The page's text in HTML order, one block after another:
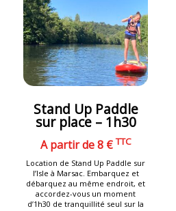
Stand Up Paddle
sur place – 1h30
A partir de 8 € TTC
Location de Stand Up Paddle sur
l’Isle à Marsac. Embarquez et
débarquez au même endroit, et
accordez-vous un moment
d’1h30 de tranquillité seul sur la